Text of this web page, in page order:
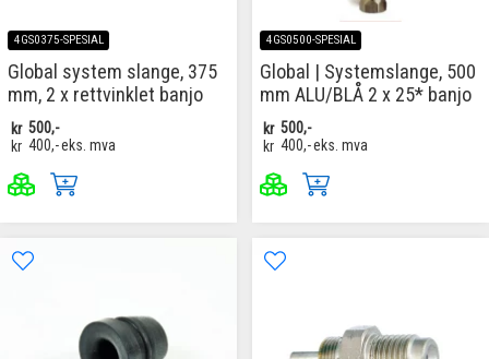
4GS0375-SPESIAL
Global system slange, 375
mm, 2 x rettvinklet banjo
kr 500,-
kr 400,-eks. mva
4GS0500-SPESIAL
Global | Systemslange, 500
mm ALU/BLÅ 2 x 25* banjo
kr 500,-
kr 400,-eks. mva